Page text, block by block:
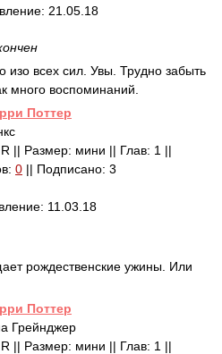
21.05.18
изо всех сил. Увы. Трудно забыть
много воспоминаний.
Поттер
|| Размер: мини || Глав: 1 ||
0 || Подписано: 3
11.03.18
рождественские ужины. Или
Поттер
Грейнджер
|| Размер: мини || Глав: 1 ||